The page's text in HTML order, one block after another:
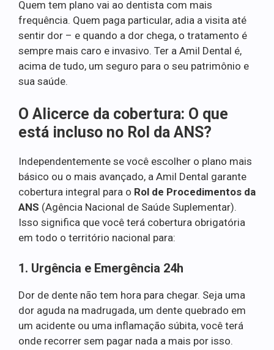
Quem tem plano vai ao dentista com mais
frequência. Quem paga particular, adia a visita até
sentir dor – e quando a dor chega, o tratamento é
sempre mais caro e invasivo. Ter a Amil Dental é,
acima de tudo, um seguro para o seu patrimônio e
sua saúde.
O Alicerce da cobertura: O que
está incluso no Rol da ANS?
Independentemente se você escolher o plano mais
básico ou o mais avançado, a Amil Dental garante
cobertura integral para o Rol de Procedimentos da
ANS (Agência Nacional de Saúde Suplementar).
Isso significa que você terá cobertura obrigatória
em todo o território nacional para:
1. Urgência e Emergência 24h
Dor de dente não tem hora para chegar. Seja uma
dor aguda na madrugada, um dente quebrado em
um acidente ou uma inflamação súbita, você terá
onde recorrer sem pagar nada a mais por isso.